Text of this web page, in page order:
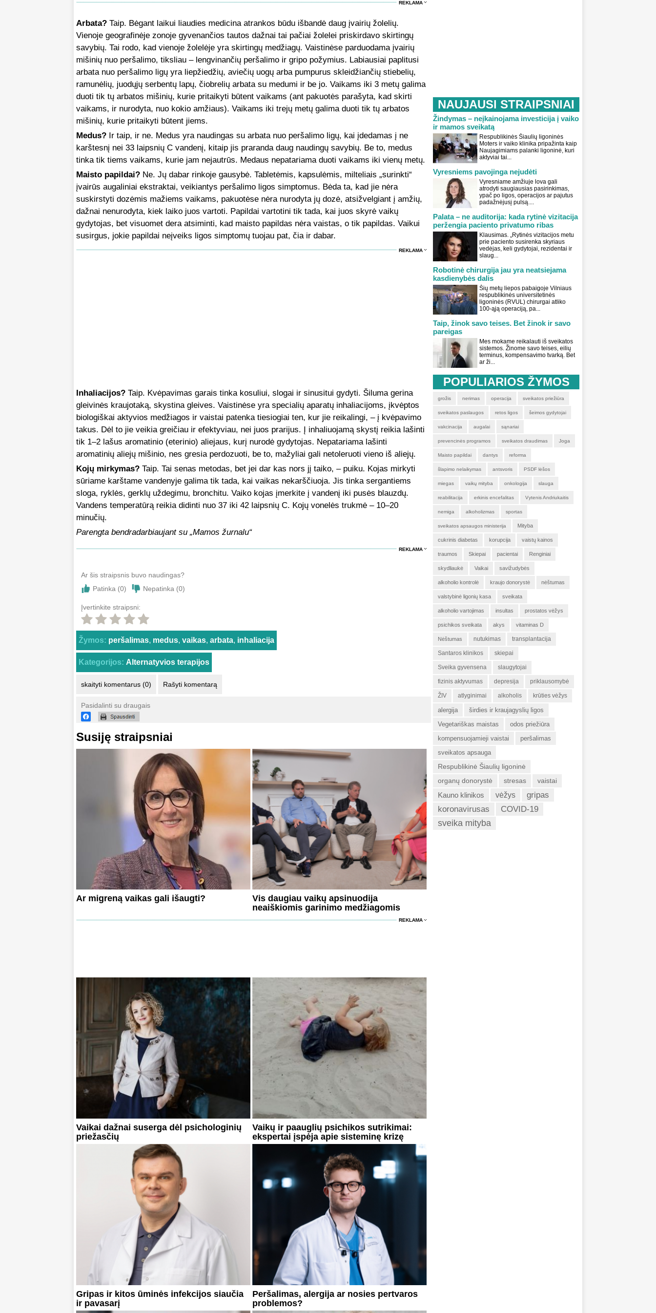
REKLAMA
Arbata? Taip. Bėgant laikui liaudies medicina atrankos būdu išbandė daug įvairių žolelių.
Vienoje geografinėje zonoje gyvenančios tautos dažnai tai pačiai žolelei priskirdavo skirtingų
savybių. Tai rodo, kad vienoje žolelėje yra skirtingų medžiagų. Vaistinėse parduodama įvairių
mišinių nuo peršalimo, tiksliau – lengvinančių peršalimo ir gripo požymius. Labiausiai paplitusi
arbata nuo peršalimo ligų yra liepžiedžių, aviečių uogų arba pumpurus skleidžiančių stiebelių,
ramunėlių, juodųjų serbentų lapų, čiobrelių arbata su medumi ir be jo. Vaikams iki 3 metų galima
duoti tik tų arbatos mišinių, kurie pritaikyti būtent vaikams (ant pakuotės parašyta, kad skirti
vaikams, ir nurodyta, nuo kokio amžiaus). Vaikams iki trejų metų galima duoti tik tų arbatos
mišinių, kurie pritaikyti būtent jiems.
Medus? Ir taip, ir ne. Medus yra naudingas su arbata nuo peršalimo ligų, kai įdedamas į ne
karštesnį nei 33 laipsnių C vandenį, kitaip jis praranda daug naudingų savybių. Be to, medus
tinka tik tiems vaikams, kurie jam nejautrūs. Medaus nepatariama duoti vaikams iki vienų metų.
Maisto papildai? Ne. Jų dabar rinkoje gausybė. Tabletėmis, kapsulėmis, milteliais „surinkti“
įvairūs augaliniai ekstraktai, veikiantys peršalimo ligos simptomus. Bėda ta, kad jie nėra
suskirstyti dozėmis mažiems vaikams, pakuotėse nėra nurodyta jų dozė, atsižvelgiant į amžių,
dažnai nenurodyta, kiek laiko juos vartoti. Papildai vartotini tik tada, kai juos skyrė vaikų
gydytojas, bet visuomet dera atsiminti, kad maisto papildas nėra vaistas, o tik papildas. Vaikui
susirgus, jokie papildai neįveiks ligos simptomų tuojau pat, čia ir dabar.
REKLAMA
Inhaliacijos? Taip. Kvėpavimas garais tinka kosuliui, slogai ir sinusitui gydyti. Šiluma gerina
gleivinės kraujotaką, skystina gleives. Vaistinėse yra specialių aparatų inhaliacijoms, įkvėptos
biologiškai aktyvios medžiagos ir vaistai patenka tiesiogiai ten, kur jie reikalingi, – į kvėpavimo
takus. Dėl to jie veikia greičiau ir efektyviau, nei juos prarijus. Į inhaliuojamą skystį reikia lašinti
tik 1–2 lašus aromatinio (eterinio) aliejaus, kurį nurodė gydytojas. Nepatariama lašinti
aromatinių aliejų mišinio, nes gresia perdozuoti, be to, mažyliai gali netoleruoti vieno iš aliejų.
Kojų mirkymas? Taip. Tai senas metodas, bet jei dar kas nors jį taiko, – puiku. Kojas mirkyti
sūriame karštame vandenyje galima tik tada, kai vaikas nekarščiuoja. Jis tinka sergantiems
sloga, ryklės, gerklų uždegimu, bronchitu. Vaiko kojas įmerkite į vandenį iki pusės blauzdų.
Vandens temperatūrą reikia didinti nuo 37 iki 42 laipsnių C. Kojų vonelės trukmė – 10–20
minučių.
Parengta bendradarbiaujant su „Mamos žurnalu“
REKLAMA
Ar šis straipsnis buvo naudingas?
Patinka (0) Nepatinka (0)
Įvertinkite straipsni:
Žymos: peršalimas, medus, vaikas, arbata, inhaliacija
Kategorijos: Alternatyvios terapijos
skaityti komentarus (0) Rašyti komentarą
Pasidalinti su draugais
Susiję straipsniai
Ar migreną vaikas gali išaugti?
Vis daugiau vaikų apsinuodija
neaiškiomis garinimo medžiagomis
REKLAMA
Vaikai dažnai suserga dėl psichologinių
priežasčių
Vaikų ir paauglių psichikos sutrikimai:
ekspertai įspėja apie sisteminę krizę
Gripas ir kitos ūminės infekcijos siaučia
ir pavasarį
Peršalimas, alergija ar nosies pertvaros
problemos?
NAUJAUSI STRAIPSNIAI
Žindymas – neįkainojama investicija į vaiko
ir mamos sveikatą
Respublikinės Šiaulių ligoninės
Moters ir vaiko klinika pripažinta kaip
Naujagimiams palanki ligoninė, kuri
aktyviai tai...
Vyresniems pavojinga nejudėti
Vyresniame amžiuje lova gali
atrodyti saugiausias pasirinkimas,
ypač po ligos, operacijos ar pajutus
padažnėjusį pulsą....
Palata – ne auditorija: kada rytinė vizitacija
peržengia paciento privatumo ribas
Klausimas. „Rytinės vizitacijos metu
prie paciento susirenka skyriaus
vedėjas, keli gydytojai, rezidentai ir
slaug...
Robotinė chirurgija jau yra neatsiejama
kasdienybės dalis
Šių metų liepos pabaigoje Vilniaus
respublikinės universitetinės
ligoninės (RVUL) chirurgai atliko
100-ąją operaciją, pa...
Taip, žinok savo teises. Bet žinok ir savo
pareigas
Mes mokame reikalauti iš sveikatos
sistemos. Žinome savo teises, eilių
terminus, kompensavimo tvarką. Bet
ar ži...
POPULIARIOS ŽYMOS
grožis nerimas operacija sveikatos priežiūra
sveikatos paslaugos retos ligos šeimos gydytojai
vakcinacija augalai sąnariai
prevencinės programos sveikatos draudimas Joga
Maisto papildai dantys reforma
šlapimo nelaikymas antsvoris PSDF lėšos
miegas vaikų mityba onkologija slauga
reabilitacija erkinis encefalitas Vytenis Andriukaitis
nemiga alkoholizmas sportas
sveikatos apsaugos ministerija Mityba
cukrinis diabetas korupcija vaistų kainos
traumos Skiepai pacientai Renginiai
skydliaukė Vaikai savižudybės
alkoholio kontrolė kraujo donorystė nėštumas
valstybinė ligonių kasa sveikata
alkoholio vartojimas insultas prostatos vėžys
psichikos sveikata akys vitaminas D
Nėštumas nutukimas transplantacija
Santaros klinikos skiepai
Sveika gyvensena slaugytojai
fizinis aktyvumas depresija priklausomybė
ŽIV atlyginimai alkoholis krūties vėžys
alergija
širdies ir kraujagyslių ligos
Vegetariškas maistas
odos priežiūra
kompensuojamieji vaistai
peršalimas
sveikatos apsauga
Respublikinė Šiaulių ligoninė
organų donorystė
stresas vaistai
Kauno klinikos vėžys
gripas
koronavirusas
COVID-19
sveika mityba